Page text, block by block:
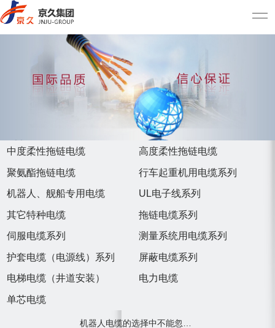
中度柔性拖链电缆 高度柔性拖链电缆
聚氨酯拖链电缆 行车起重机用电缆系列
机器人、舰船专用电缆 UL电子线系列
其它特种电缆 拖链电缆系列
伺服电缆系列 测量系统用电缆系列
护套电缆（电源线）系列 屏蔽电缆系列
电梯电缆（井道安装） 电力电缆
单芯电缆